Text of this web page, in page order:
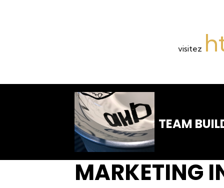
visitez
TEAM
MARKETING